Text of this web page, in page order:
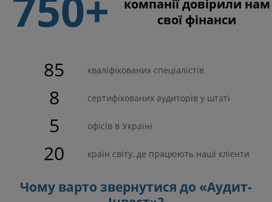
компанії довірили нам
свої фінанси
85 кваліфікованих спеціалістів
8 сертифікованих аудиторів у штаті
5 офісів в Україні
20 країн світу, де працюють наші клієнти
Чому варто звернутися до «Аудит-